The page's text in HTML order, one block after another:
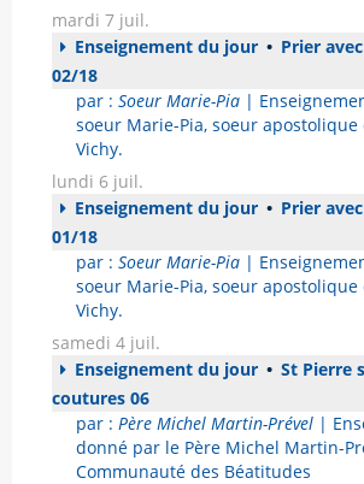
mardi 7 juil.
Enseignement du jour • Prier
02/18
par : Soeur Marie-Pia |
soeur Marie-Pia, soeur apostolique
Vichy.
lundi 6 juil.
Enseignement du jour • Prier
01/18
par : Soeur Marie-Pia |
soeur Marie-Pia, soeur apostolique
Vichy.
samedi 4 juil.
Enseignement du jour • St Pierre
coutures 06
par : Père Michel Martin-Prével |
donné par le Père Michel Martin-
Communauté des Béatitudes